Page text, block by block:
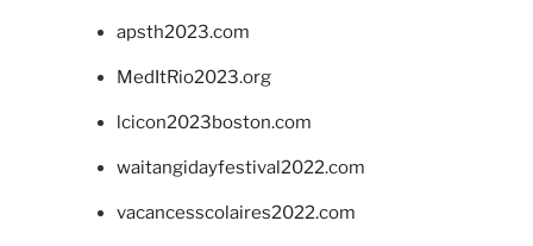
apsth2023.com
MedItRio2023.org
lcicon2023boston.com
waitangidayfestival2022.com
vacancesscolaires2022.com